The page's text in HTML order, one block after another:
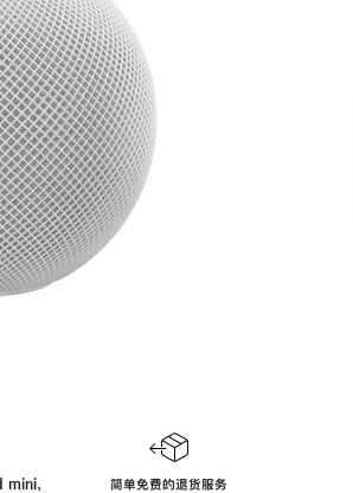
，
简单免费的退货服务